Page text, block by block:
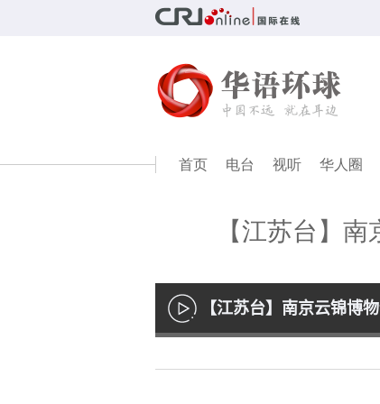
首页 电台 视听 华人圈
【江苏台】
播
放
【江苏台】南京云锦博
Loaded: